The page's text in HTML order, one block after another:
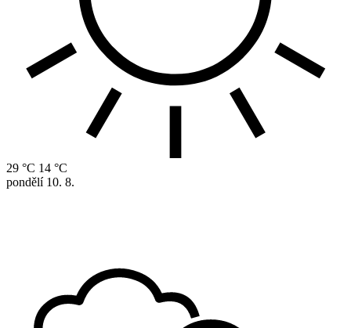
29 °C 14 °C
pondělí 10. 8.